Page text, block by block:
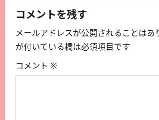
コメントを残す
メールアドレスが公開されることはあ
が付いている欄は必須項目です
コメント ※